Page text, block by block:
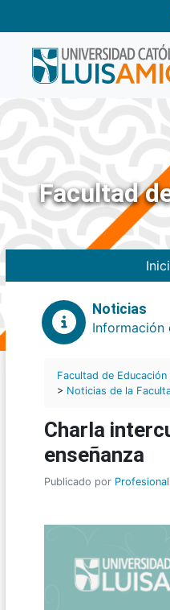
Facultad
Noticias
Información
Facultad de Educación
> Noticias de la
Charla
enseñanza
Publicado por